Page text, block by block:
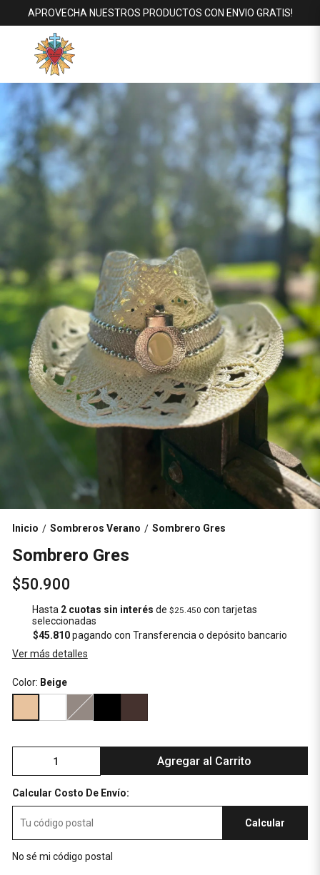
APROVECHA NUESTROS PRODUCTOS CON ENVIO GRATIS!
Inicio / Sombreros Verano / Sombrero Gres
Sombrero Gres
$50.900
Hasta 2 cuotas sin interés de $25.450 con tarjetas
seleccionadas
$45.810pagando con Transferencia o depósito bancario
Ver más detalles
Color: Beige
Agregar al Carrito
Calcular Costo De Envío:
Calcular
No sé mi código postal